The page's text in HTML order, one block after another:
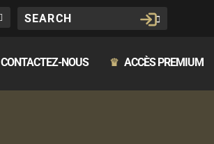
CONTACTEZ-NOUS ♛ ACCÈS PREMIUM